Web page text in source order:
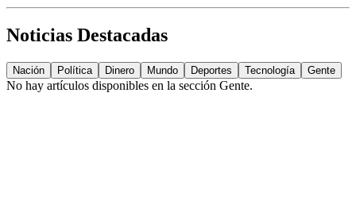
Noticias Destacadas
Nación Política Dinero Mundo Deportes Tecnología Gente
No hay artículos disponibles en la sección Gente.